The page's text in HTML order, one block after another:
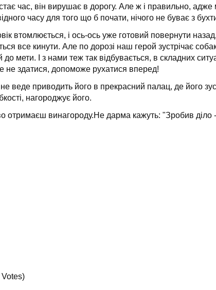
час, він вирушає в дорогу. Але ж і правильно, адже
часу для того що б почати, нічого не буває з
втомлюється, і ось-ось уже готовий повернути
все кинути. Але по дорозі наш герой зустрічає
мети. І з нами теж так відбувається, в складних
не здатися, допоможе рухатися вперед!
не веде приводить його в прекрасний палац, де його
нагороджує його.
отримаєш винагороду.Не дарма кажуть: "Зробив діло